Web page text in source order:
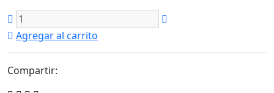
Agregar al carrito
Compartir: